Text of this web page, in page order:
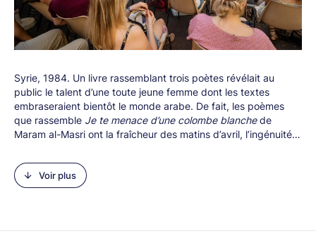
Syrie, 1984. Un livre rassemblant trois poètes révélait au
public le talent d’une toute jeune femme dont les textes
embraseraient bientôt le monde arabe. De fait, les poèmes
que rassemble Je te menace d’une colombe blanchede
Maram al-Masri ont la fraîcheur des matins d’avril, l’ingénuité
amours juvéniles. Mais une ombre les menace, celle des
premières blessures, des trahisons, de la séparation, de l’exil
qui tient aujourd’hui encore Maram loin de sa terre natale. Peu
déliée, des émois d’une femme qui vient à nous en «habitante
Voir plus